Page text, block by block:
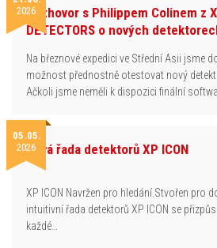
2026Rozhovor s Philippem Colinem z
DETECTORS o nových
Na březnové expedici ve Střední Asii jsme
možnost přednostně otestovat nový
Ačkoli jsme neměli k dispozici finální
05.05.
2026Nová řada detektorů XP ICON
XP ICON Navržen pro hledání.Stvořen pro
intuitivní řada detektorů XP ICON se
každé…